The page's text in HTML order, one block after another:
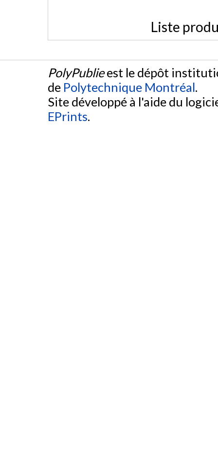
Liste
PolyPublieest le dépôt
de Polytechnique Montréal.
Site développé à l'aide du
EPrints.